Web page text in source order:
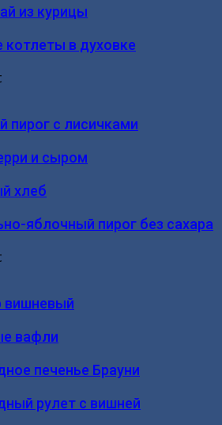
из курицы
котлеты в духовке
пирог с лисичками
и сыром
хлеб
яблочный пирог без сахара
вишневый
вафли
печенье Брауни
рулет с вишней